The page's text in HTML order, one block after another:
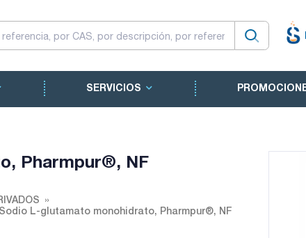
SERVICIOS
Pharmpur®, NF
Sodio L-glutamato monohidrato, Pharmpur®, NF